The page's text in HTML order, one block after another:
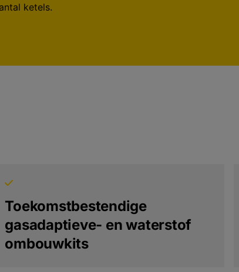
ketels.
Toekomstbestendige
gasadaptieve- en waterstof
ombouwkits